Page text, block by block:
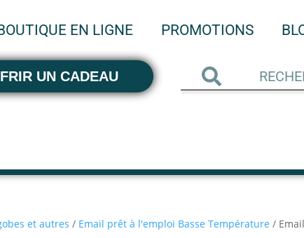
EN LIGNE PROMOTIONS
UN CADEAU
et autres / Email prêt à l'emploi Basse Température /